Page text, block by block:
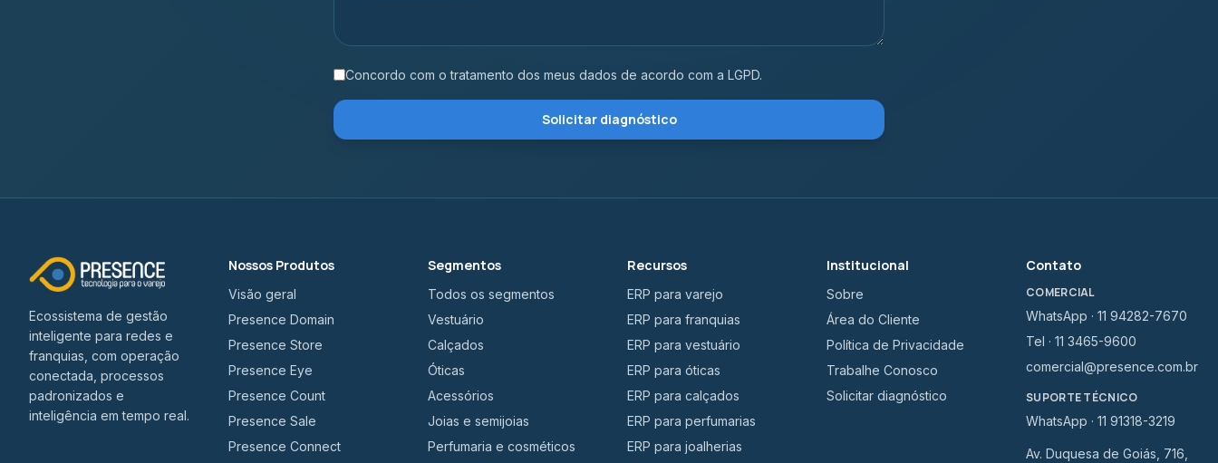
Concordo com o tratamento dos meus dados de acordo com a LGPD.
Solicitar diagnóstico
Ecossistema de gestão
inteligente para redes e
franquias, com operação
conectada, processos
padronizados e
inteligência em tempo real.
Nossos Produtos
Visão geral
Presence Domain
Presence Store
Presence Eye
Presence Count
Presence Sale
Presence Connect
Segmentos
Todos os segmentos
Vestuário
Calçados
Óticas
Acessórios
Joias e semijoias
Perfumaria e cosméticos
Recursos
ERP para varejo
ERP para franquias
ERP para vestuário
ERP para óticas
ERP para calçados
ERP para perfumarias
ERP para joalherias
Institucional
Sobre
Área do Cliente
Política de Privacidade
Trabalhe Conosco
Solicitar diagnóstico
Contato
COMERCIAL
WhatsApp · 11 94282-7670
Tel · 11 3465-9600
comercial@presence.com.br
SUPORTE TÉCNICO
WhatsApp · 11 91318-3219
Av. Duquesa de Goiás, 716,